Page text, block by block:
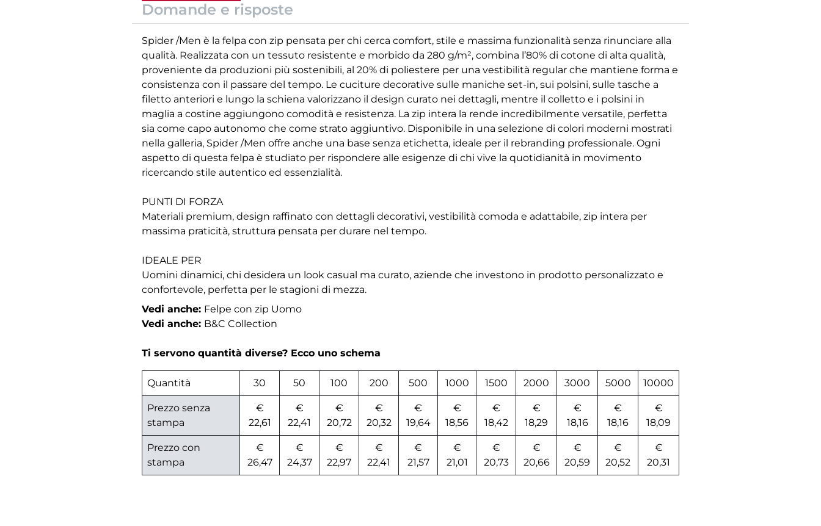
Domande e risposte
Spider /Men è la felpa con zip pensata per chi cerca comfort, stile e massima funzionalità senza rinunciare alla
qualità. Realizzata con un tessuto resistente e morbido da 280 g/m², combina l’80% di cotone di alta qualità,
proveniente da produzioni più sostenibili, al 20% di poliestere per una vestibilità regular che mantiene forma e
consistenza con il passare del tempo. Le cuciture decorative sulle maniche set-in, sui polsini, sulle tasche a
filetto anteriori e lungo la schiena valorizzano il design curato nei dettagli, mentre il colletto e i polsini in
maglia a costine aggiungono comodità e resistenza. La zip intera la rende incredibilmente versatile, perfetta
sia come capo autonomo che come strato aggiuntivo. Disponibile in una selezione di colori moderni mostrati
nella galleria, Spider /Men offre anche una base senza etichetta, ideale per il rebranding professionale. Ogni
aspetto di questa felpa è studiato per rispondere alle esigenze di chi vive la quotidianità in movimento
ricercando stile autentico ed essenzialità.
PUNTI DI FORZA
Materiali premium, design raffinato con dettagli decorativi, vestibilità comoda e adattabile, zip intera per
massima praticità, struttura pensata per durare nel tempo.
IDEALE PER
Uomini dinamici, chi desidera un look casual ma curato, aziende che investono in prodotto personalizzato e
confortevole, perfetta per le stagioni di mezza.
Vedi anche: Felpe con zip Uomo
Vedi anche: B&C Collection
Ti servono quantità diverse? Ecco uno schema
Quantità 30 50 100 200 500 1000 1500 2000 3000 5000 10000
Prezzo senza
stampa
€
22,61
€
22,41
€
20,72
€
20,32
€
19,64
€
18,56
€
18,42
€
18,29
€
18,16
€
18,16
€
18,09
Prezzo con
stampa
€
26,47
€
24,37
€
22,97
€
22,41
€
21,57
€
21,01
€
20,73
€
20,66
€
20,59
€
20,52
€
20,31